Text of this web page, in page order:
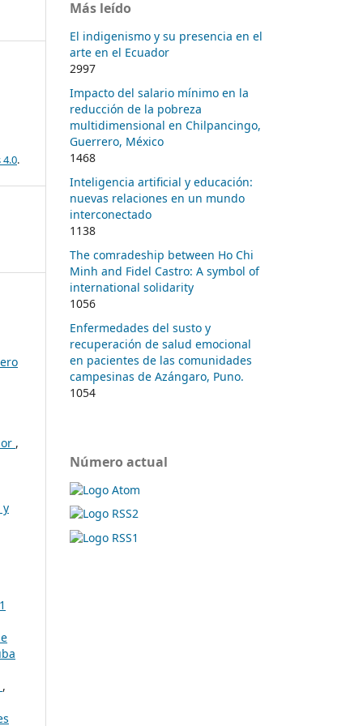
.
,
y
,
Más leído
El indigenismo y su presencia en el
arte en el Ecuador
2997
Impacto del salario mínimo en la
reducción de la pobreza
multidimensional en Chilpancingo,
Guerrero, México
1468
Inteligencia artificial y educación:
nuevas relaciones en un mundo
interconectado
1138
The comradeship between Ho Chi
Minh and Fidel Castro: A symbol of
international solidarity
1056
Enfermedades del susto y
recuperación de salud emocional
en pacientes de las comunidades
campesinas de Azángaro, Puno.
1054
Número actual